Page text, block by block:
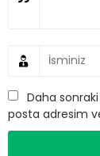
Daha
posta adresim